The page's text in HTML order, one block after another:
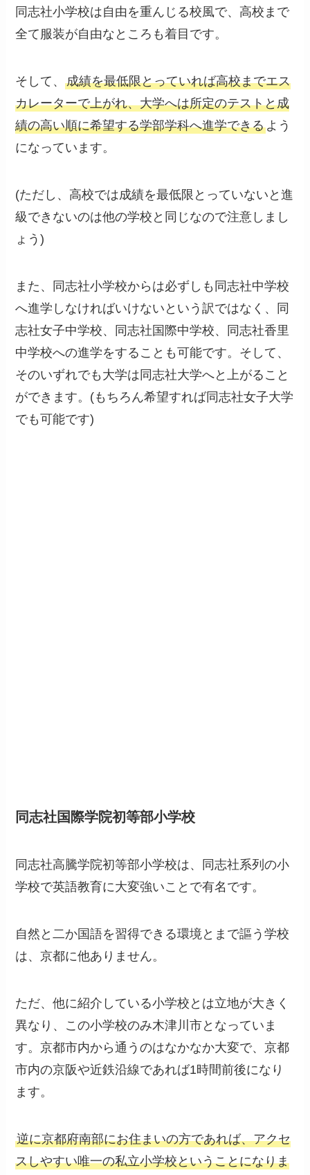
同志社小学校は自由を重んじる校風で、高校まで
全て服装が自由なところも着目です。
そして、成績を最低限とっていれば高校までエス
カレーターで上がれ、大学へは所定のテストと成
績の高い順に希望する学部学科へ進学できるよう
になっています。
(ただし、高校では成績を最低限とっていないと進
級できないのは他の学校と同じなので注意しまし
ょう)
また、同志社小学校からは必ずしも同志社中学校
へ進学しなければいけないという訳ではなく、同
志社女子中学校、同志社国際中学校、同志社香里
中学校への進学をすることも可能です。そして、
そのいずれでも大学は同志社大学へと上がること
ができます。(もちろん希望すれば同志社女子大学
でも可能です)
同志社国際学院初等部小学校
同志社高騰学院初等部小学校は、同志社系列の小
学校で英語教育に大変強いことで有名です。
自然と二か国語を習得できる環境とまで謳う学校
は、京都に他ありません。
ただ、他に紹介している小学校とは立地が大きく
異なり、この小学校のみ木津川市となっていま
す。京都市内から通うのはなかなか大変で、京都
市内の京阪や近鉄沿線であれば1時間前後になり
ます。
逆に京都府南部にお住まいの方であれば、アクセ
スしやすい唯一の私立小学校ということになりま